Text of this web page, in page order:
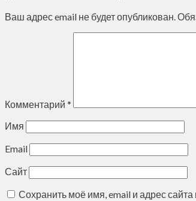
Ваш адрес email не будет опубликован.
Комментарий *
Имя
Email
Сайт
Сохранить моё имя, email и адрес